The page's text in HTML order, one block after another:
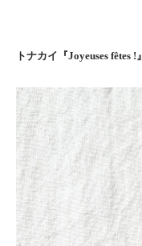
トナカイ『Joyeuses fêtes !』